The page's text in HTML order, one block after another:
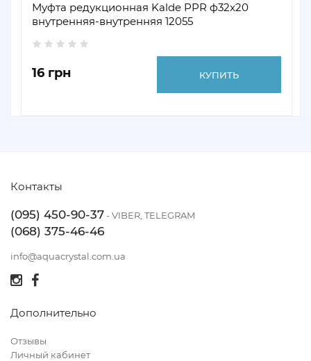
Муфта редукционная Kalde PPR ф32x20
внутренняя-внутренняя 12055
16 грн КУПИТЬ
Контакты
(095) 450-90-37- VIBER, TELEGRAM
(068) 375-46-46
info@aquacrystal.com.ua
Дополнительно
Отзывы
Личный кабинет